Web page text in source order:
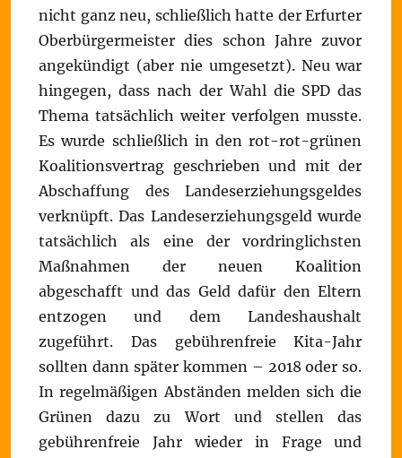
nicht ganz neu, schließlich hatte der Erfurter
Oberbürgermeister dies schon Jahre zuvor
angekündigt (aber nie umgesetzt). Neu war
hingegen, dass nach der Wahl die SPD das
Thema tatsächlich weiter verfolgen musste.
Es wurde schließlich in den rot-rot-grünen
Koalitionsvertrag geschrieben und mit der
Abschaffung des Landeserziehungsgeldes
verknüpft. Das Landeserziehungsgeld wurde
tatsächlich als eine der vordringlichsten
Maßnahmen der neuen Koalition
abgeschafft und das Geld dafür den Eltern
entzogen und dem Landeshaushalt
zugeführt. Das gebührenfreie Kita-Jahr
sollten dann später kommen – 2018 oder so.
In regelmäßigen Abständen melden sich die
Grünen dazu zu Wort und stellen das
gebührenfreie Jahr wieder in Frage und